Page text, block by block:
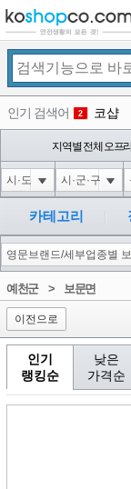
인기 검색어 2 코샵
3 익스
4 미끄
5 대성
6
1
지역별 전체 오프
카테고리
예천군> 보문면
이전으로
인기
랭킹순
낮은
가격순